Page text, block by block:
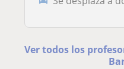
Ver todos los